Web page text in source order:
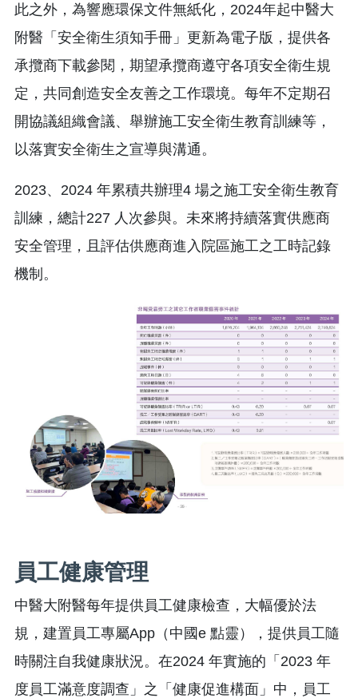
此之外，為響應環保文件無紙化，2024年起中醫大
附醫「安全衛生須知手冊」更新為電子版，提供各
承攬商下載參閱，期望承攬商遵守各項安全衛生規
定，共同創造安全友善之工作環境。每年不定期召
開協議組織會議、舉辦施工安全衛生教育訓練等，
以落實安全衛生之宣導與溝通。
2023、2024 年累積共辦理4 場之施工安全衛生教育
訓練，總計227 人次參與。未來將持續落實供應商
安全管理，且評估供應商進入院區施工之工時記錄
機制。
員工健康管理
中醫大附醫每年提供員工健康檢查，大幅優於法
規，建置員工專屬App（中國e 點靈），提供員工隨
時關注自我健康狀況。在2024 年實施的「2023 年
度員工滿意度調查」之「健康促進構面」中，員工